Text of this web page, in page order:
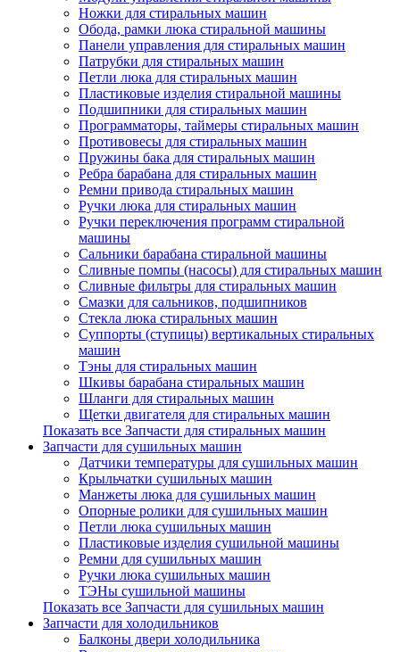
Ножки для стиральных машин
Обода, рамки люка стиральной машины
Панели управления для стиральных машин
Патрубки для стиральных машин
Петли люка для стиральных машин
Пластиковые изделия стиральной машины
Подшипники для стиральных машин
Программаторы, таймеры стиральных машин
Противовесы для стиральных машин
Пружины бака для стиральных машин
Ребра барабана для стиральных машин
Ремни привода стиральных машин
Ручки люка для стиральных машин
Ручки переключения программ стиральной
машины
Сальники барабана стиральной машины
Сливные помпы (насосы) для стиральных машин
Сливные фильтры для стиральных машин
Смазки для сальников, подшипников
Стекла люка стиральных машин
Суппорты (ступицы) вертикальных стиральных
машин
Тэны для стиральных машин
Шкивы барабана стиральных машин
Шланги для стиральных машин
Щетки двигателя для стиральных машин
Показать все Запчасти для стиральных машин
Запчасти для сушильных машин
Датчики температуры для сушильных машин
Крыльчатки сушильных машин
Манжеты люка для сушильных машин
Опорные ролики для сушильных машин
Петли люка сушильных машин
Пластиковые изделия сушильной машины
Ремни для сушильных машин
Ручки люка сушильных машин
ТЭНы сушильной машины
Показать все Запчасти для сушильных машин
Запчасти для холодильников
Балконы двери холодильника